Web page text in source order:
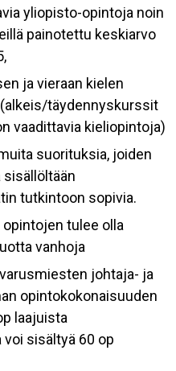
yliopisto-opintoja noin
painotettu keskiarvo
ja vieraan kielen
täydennyskurssit
vaadittavia kieliopintoja)
suorituksia, joiden
sisällöltään
tutkintoon sopivia.
tulee olla
vanhoja
johtaja- ja
opintokokonaisuuden
laajuista
sisältyä 60 op